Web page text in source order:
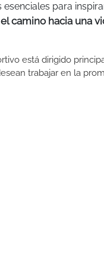
para
camino hacia una
está dirigido
trabajar en la